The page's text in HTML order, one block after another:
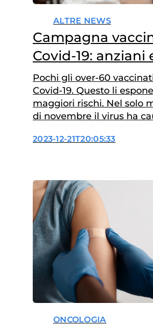
ALTRE NEWS
Campagna
Covid-19: anziani
poco protetti
Pochi gli over-60
Covid-19. Questo li
maggiori rischi. Nel solo
di novembre il virus ha
2023-12-21T20:05:33
ONCOLOGIA